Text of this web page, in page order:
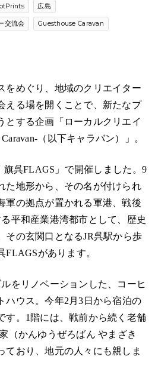
広島
交流会 Guesthouse Caravan
をめぐり、地域のクリエイター
える場を開くことで、新たなプ
とする企画「ローカルクリエイ
（以下キャラバン）」。
旗呉FLAGS 」で開催しました。9
た地形から、その名が付けられ
軍の拠点が置かれる軍港、戦後
平和産業港湾都市として、歴史
その玄関口となるJR呉駅から歩
があります。
をリノベーションした、コーヒ
ハウス。今年2月3日から宿泊の
す。1階には、戦前から続く老舗
（かんゆうぜろばん やまざき
ており、地元の人々にも親しま